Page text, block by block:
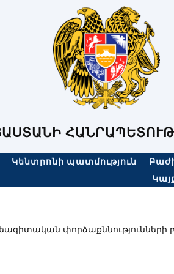
Կենտրոնի պատմություն
փորձաքննությունների